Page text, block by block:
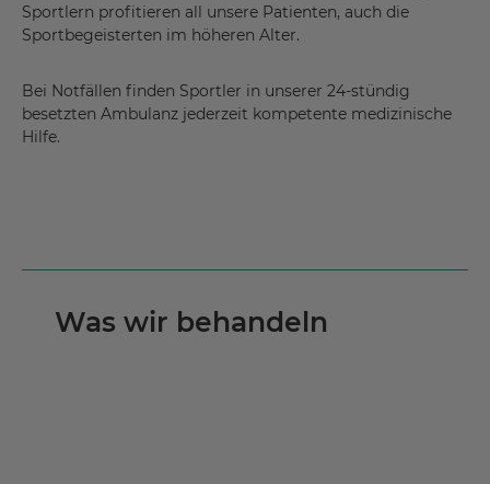
Sportlern profitieren all unsere Patienten, auch die
Sportbegeisterten im höheren Alter.
Bei Notfällen finden Sportler in unserer 24-stündig
besetzten Ambulanz jederzeit kompetente medizinische
Hilfe.
Was wir behandeln